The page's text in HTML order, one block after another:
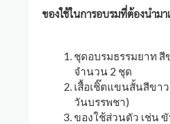
ของใช้ในการอบรมที่ต้องนำมา
ชุดอบรมธรรมยาท สี
จำนวน 2 ชุด
เสื้อเชิ๊ตแขนสั้นสีขา
วันบรรพชา)
ของใช้ส่วนตัว เช่น